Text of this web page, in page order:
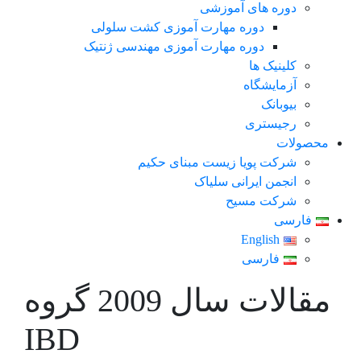
دوره های آموزشی
دوره مهارت آموزی کشت سلولی
دوره مهارت آموزی مهندسی ژنتیک
کلینیک ها
آزمایشگاه
بیوبانک
رجیستری
محصولات
شرکت پویا زیست مبنای حکیم
انجمن ایرانی سلیاک
شرکت مسیح
فارسی
English
فارسی
مقالات سال 2009 گروه
IBD